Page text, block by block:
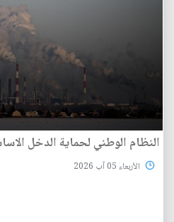
النظام الوطني لحماية الدخل
الأربعاء 05 آب 2026